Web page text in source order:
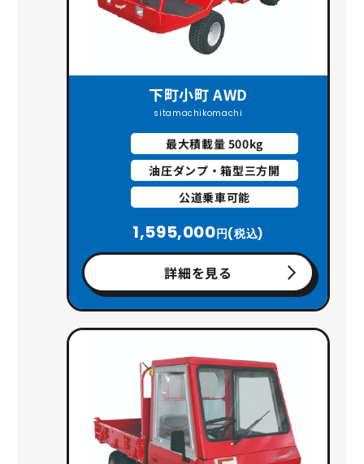
下町小町 AWD
sitamachikomachi
最大積載量 500kg
油圧ダンプ・箱型三方開
公道乗車可能
1,595,000円(税込)
詳細を見る